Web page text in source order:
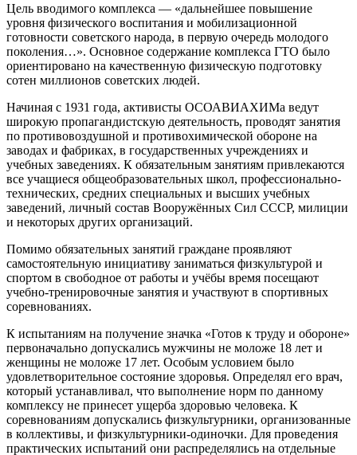
Цель вводимого комплекса — «дальнейшее повышение
уровня физического воспитания и мобилизационной
готовности советского народа, в первую очередь молодого
поколения…». Основное содержание комплекса ГТО было
ориентировано на качественную физическую подготовку
сотен миллионов советских людей.
Начиная с 1931 года, активисты ОСОАВИАХИМа ведут
широкую пропагандистскую деятельность, проводят занятия
по противовоздушной и противохимической обороне на
заводах и фабриках, в государственных учреждениях и
учебных заведениях. К обязательным занятиям привлекаются
все учащиеся общеобразовательных школ, профессионально-
технических, средних специальных и высших учебных
заведений, личный состав Вооружённых Сил СССР, милиции
и некоторых других организаций.
Помимо обязательных занятий граждане проявляют
самостоятельную инициативу заниматься физкультурой и
спортом в свободное от работы и учёбы время посещают
учебно-тренировочные занятия и участвуют в спортивных
соревнованиях.
К испытаниям на получение значка «Готов к труду и обороне»
первоначально допускались мужчины не моложе 18 лет и
женщины не моложе 17 лет. Особым условием было
удовлетворительное состояние здоровья. Определял его врач,
который устанавливал, что выполнение норм по данному
комплексу не принесет ущерба здоровью человека. К
соревнованиям допускались физкультурники, организованные
в коллективы, и физкультурники-одиночки. Для проведения
практических испытаний они распределялись на отдельные